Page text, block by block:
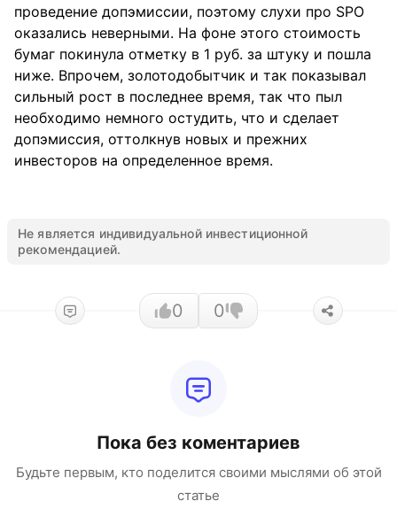
проведение допэмиссии, поэтому слухи про SPO
оказались неверными. На фоне этого стоимость
бумаг покинула отметку в 1 руб. за штуку и пошла
ниже. Впрочем, золотодобытчик и так показывал
сильный рост в последнее время, так что пыл
необходимо немного остудить, что и сделает
допэмиссия, оттолкнув новых и прежних
инвесторов на определенное время.
Не является индивидуальной инвестиционной
рекомендацией.
0 0
Пока без коментариев
Будьте первым, кто поделится своими мыслями об этой
статье